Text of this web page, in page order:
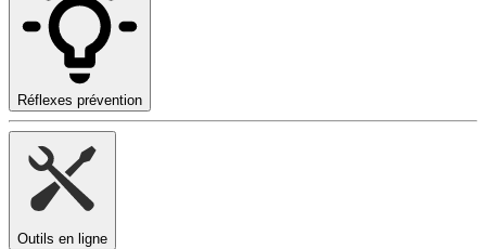
Réflexes prévention
Outils en ligne